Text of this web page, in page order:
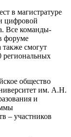
в магистратуре
цифровой
Все команды-
форуме
смогут
региональных
общество
им. А.Н.
и
– участников